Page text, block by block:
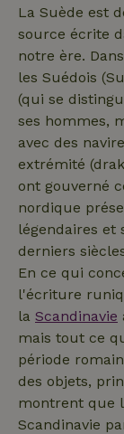
La Suède est
source écrite
notre ère.
les Suédois
(qui se
ses hommes,
avec des
extrémité
ont gouverné
nordique
légendaires et
derniers
En ce qui
l'écriture
la Scandinavie
mais tout ce
période
des objets,
montrent que
Scandinavie
calendar
geo-json
lowest-price